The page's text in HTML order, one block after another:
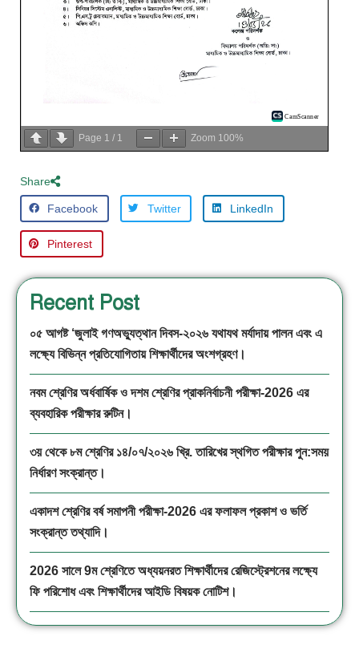
Page 1 / 1 Zoom 100%
Share
Facebook Twitter LinkedIn
Pinterest
Recent Post
০৫ আগষ্ট ‘জুলাই গণঅভ্যুত্থান দিবস-২০২৬ যথাযথ মর্যাদায় পালন এবং এ
লক্ষ্যে বিভিন্ন প্রতিযোগিতায় শিক্ষার্থীদের অংশগ্রহণ।
নবম শ্রেণির অর্ধবার্ষিক ও দশম শ্রেণির প্রাকনির্বাচনী পরীক্ষা-2026 এর
ব্যবহারিক পরীক্ষার রুটিন।
৩য় থেকে ৮ম শ্রেণির ১৪/০৭/২০২৬ খ্রি. তারিখের স্থগিত পরীক্ষার পুন:সময়
নির্ধারণ সংক্রান্ত।
একাদশ শ্রেণির বর্ষ সমাপনী পরীক্ষা-2026 এর ফলাফল প্রকাশ ও ভর্তি
সংক্রান্ত তথ্যাদি।
2026 সালে 9ম শ্রেণিতে অধ্যয়নরত শিক্ষার্থীদের রেজিস্ট্রেশনের লক্ষ্যে
ফি পরিশোধ এবং শিক্ষার্থীদের আইডি বিষয়ক নোটিশ।